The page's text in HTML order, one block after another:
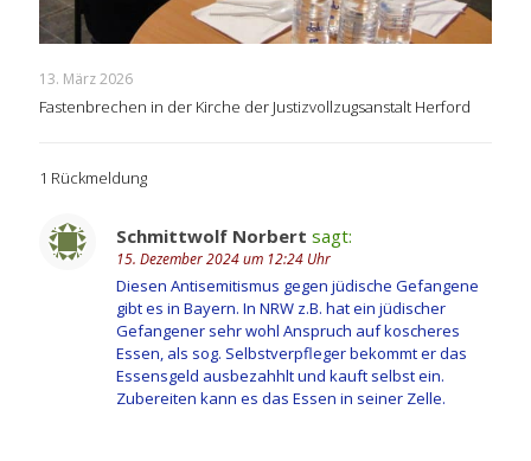
13. März 2026
Fastenbrechen in der Kirche der Justizvollzugsanstalt Herford
1 Rückmeldung
Schmittwolf Norbert sagt:
15. Dezember 2024 um 12:24 Uhr
Diesen Antisemitismus gegen jüdische Gefangene
gibt es in Bayern. In NRW z.B. hat ein jüdischer
Gefangener sehr wohl Anspruch auf koscheres
Essen, als sog. Selbstverpfleger bekommt er das
Essensgeld ausbezahhlt und kauft selbst ein.
Zubereiten kann es das Essen in seiner Zelle.